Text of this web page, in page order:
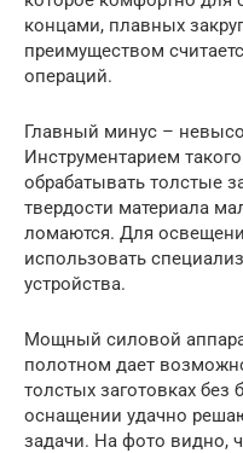
концами, плавных
преимуществом
операций.
Главный минус –
Инструментарием
обрабатывать толстые
твердости материала
ломаются. Для
использовать
устройства.
Мощный силовой
полотном дает
толстых заготовках
оснащении удачно
задачи. На фото видно,